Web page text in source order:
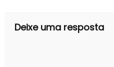
Deixe uma resposta